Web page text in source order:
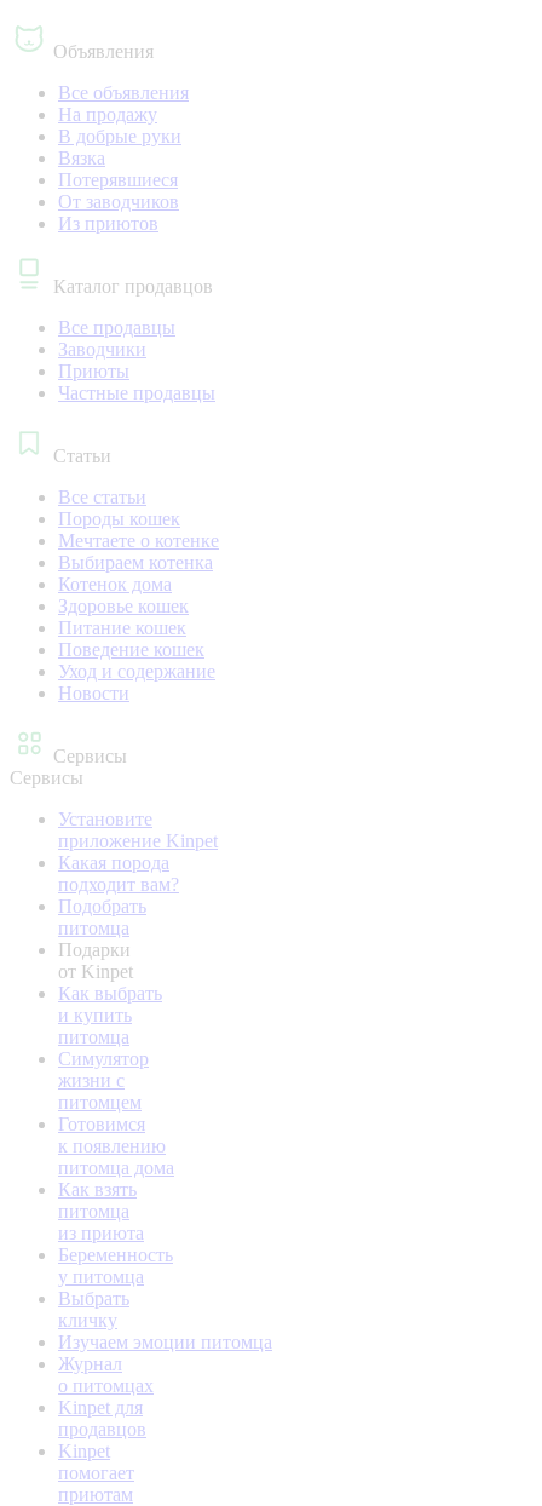
Объявления
Все объявления
На продажу
В добрые руки
Вязка
Потерявшиеся
От заводчиков
Из приютов
Каталог продавцов
Все продавцы
Заводчики
Приюты
Частные продавцы
Статьи
Все статьи
Породы кошек
Мечтаете о котенке
Выбираем котенка
Котенок дома
Здоровье кошек
Питание кошек
Поведение кошек
Уход и содержание
Новости
Сервисы
Сервисы
Установите
приложение Kinpet
Какая порода
подходит вам?
Подобрать
питомца
Подарки
от Kinpet
Как выбрать
и купить
питомца
Симулятор
жизни с
питомцем
Готовимся
к появлению
питомца дома
Как взять
питомца
из приюта
Беременность
у питомца
Выбрать
кличку
Изучаем эмоции питомца
Журнал
о питомцах
Kinpet для
продавцов
Kinpet
помогает
приютам